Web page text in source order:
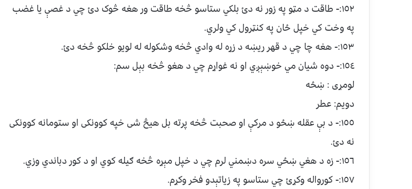
١٥٢:- طاقت د مټو په زور نه دئ بلکي ستاسو څخه طاقت ور هغه څوک دئ چي د غصې يا غضب
په وخت کي خپل ځان په کنټرول کي ولري.
١٥٣:- هغه چا چي د قهر ريښه د زړه له وادي څخه وشکوله له لويو خلکو څخه دئ.
١٥٤:- دوه شيان مي خوښېږي او نه غواړم چي د هغو څخه بېل سم:
لومړى : ښځه
دويم: عطر
١٥٥:- د بې عقله ښځو د مرکې او صحبت څخه پرته بل هيڅ شى خپه کوونکى او ستومانه کوونکى
نه دئ.
١٥٦:- زه د هغي ښځي سره دښمني لرم چي د خپل مېړه څخه ګيله کوي او د کور دباندي وزي.
١٥٧:- کورواله وکړئ چي ستاسو په زياتېدو فخر وکړم.